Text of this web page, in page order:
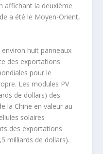
affichant la deuxième
a été le Moyen-Orient,
huit panneaux
des exportations
pour le
Les modules PV
de dollars) des
la Chine en valeur au
solaires
des exportations
milliards de dollars).